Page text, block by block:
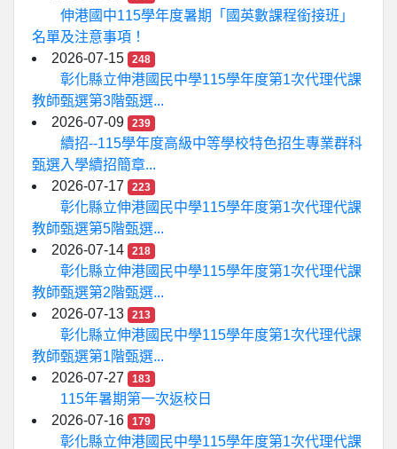
伸港國中115學年度暑期「國英數課程銜接班」
名單及注意事項！
2026-07-15
248
彰化縣立伸港國民中學115學年度第1次代理代課
教師甄選第3階甄選...
2026-07-09
239
續招--115學年度高級中等學校特色招生專業群科
甄選入學續招簡章...
2026-07-17
223
彰化縣立伸港國民中學115學年度第1次代理代課
教師甄選第5階甄選...
2026-07-14
218
彰化縣立伸港國民中學115學年度第1次代理代課
教師甄選第2階甄選...
2026-07-13
213
彰化縣立伸港國民中學115學年度第1次代理代課
教師甄選第1階甄選...
2026-07-27
183
115年暑期第一次返校日
2026-07-16
179
彰化縣立伸港國民中學115學年度第1次代理代課